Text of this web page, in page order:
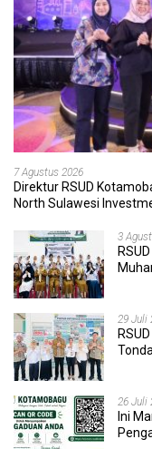
7 Agustus 2026
Direktur RSUD
North Sulawesi
3
29 Juli
26 Juli
Ini